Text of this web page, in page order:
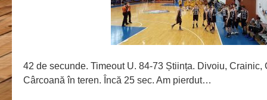
42 de secunde. Timeout U. 84-73 Știința. Divoiu, Crainic,
Cârcoană în teren. Încă 25 sec. Am pierdut…